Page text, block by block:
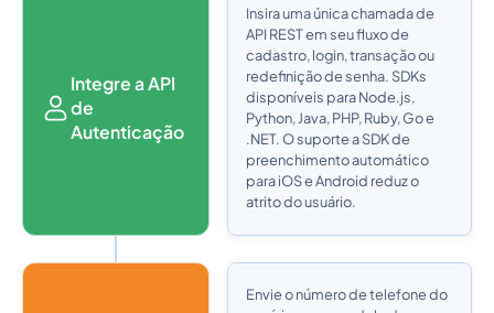
Integre a API
de
Autenticação
Insira uma única chamada de
API REST em seu fluxo de
cadastro, login, transação ou
redefinição de senha. SDKs
disponíveis para Node.js,
Python, Java, PHP, Ruby, Go e
.NET. O suporte a SDK de
preenchimento automático
para iOS e Android reduz o
atrito do usuário.
Envie o número de telefone do